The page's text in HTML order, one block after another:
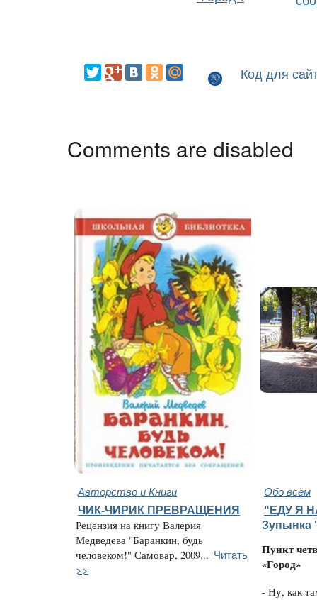
Код для
Comments are disabled
Авторство и Книги Обо всём
ЧИК-ЧИРИК ПРЕВРАЩЕНИЯ
Рецензия на книгу Валерия
Медведева "Баранкин, будь
человеком!" Самовар, 2009... Читать
>>
"ЕДУ Я
Зупынка
Пункт
«Город»
- Ну, как